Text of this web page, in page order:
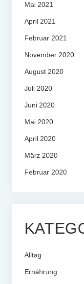
Mai 2021
April 2021
Februar 2021
November 2020
August 2020
Juli 2020
Juni 2020
Mai 2020
April 2020
März 2020
Februar 2020
Alltag
Ernährung